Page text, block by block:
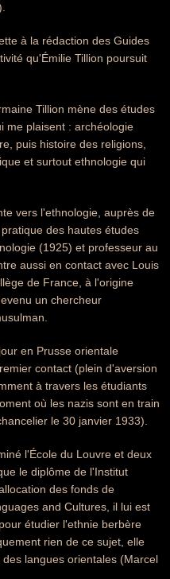
à la rédaction des Guides
qu'Émilie Tillion poursuit
Tillion mène des études
me plaisent : archéologie
puis histoire des religions,
et surtout ethnologie qui
vers l'ethnologie, auprès de
des hautes études
(1925) et professeur au
aussi en contact avec Louis
de France, à l'origine
un chercheur
en Prusse orientale
contact (plein d'aversion
à travers les étudiants
où les nazis sont en train
le 30 janvier 1933).
l'École du Louvre et deux
le diplôme de l'Institut
des fonds de
and Cultures, il lui est
étudier l'ethnie berbère
rien de ce sujet, elle
langues orientales (Marcel